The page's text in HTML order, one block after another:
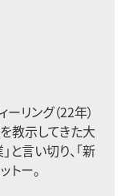
リング（22年）
教示してきた大
と言い切り、「新
トー。